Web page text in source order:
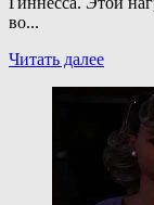
во...
Читать далее
стример
из КНР